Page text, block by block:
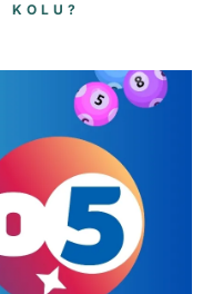
KOLU?